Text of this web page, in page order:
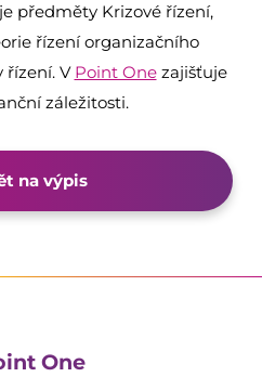
předměty Krizové řízení,
řízení organizačního
řízení. V Point Onezajišťuje
záležitosti.
na výpis
One